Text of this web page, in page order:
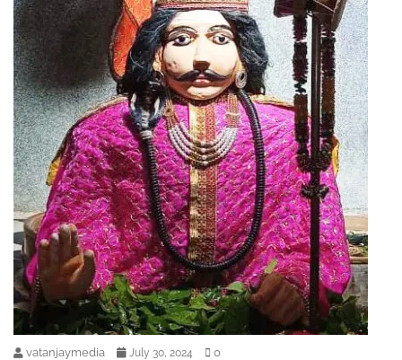
vatanjaymedia July 30, 2024 0